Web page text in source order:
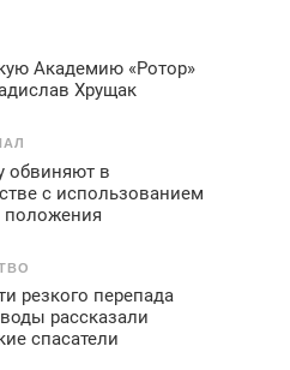
Академию «Ротор»
Хрущак
обвиняют в
с использованием
положения
резкого перепада
рассказали
спасатели